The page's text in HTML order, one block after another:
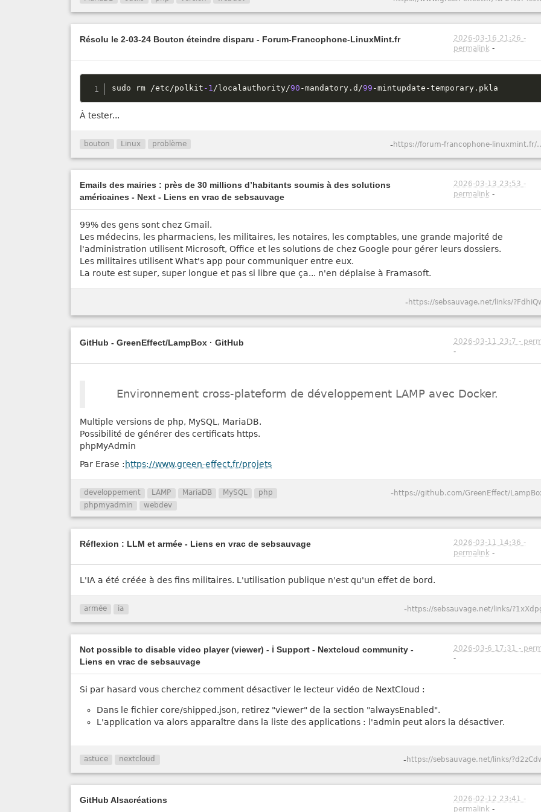
Résolu le 2-03-24 Bouton éteindre disparu - Forum-Francophone-LinuxMint.fr
2026-03-16 21:26 -
permalink -
sudo rm /etc/polkit -1/ localauthority/90 -mandatory .d /99 -mintupdate -temporary . pkla
À tester...
bouton Linux problème - https://forum-
Emails des mairies : près de 30 millions d’habitants soumis à des solutions
américaines - Next - Liens en vrac de sebsauvage
2026-03-13 23:53 -
permalink -
99% des gens sont chez Gmail.
Les médecins, les pharmaciens, les militaires, les notaires, les comptables, une grande majorité de
l'administration utilisent Microsoft, Office et les solutions de chez Google pour gérer leurs dossiers.
Les militaires utilisent What's app pour communiquer entre eux.
La route est super, super longue et pas si libre que ça... n'en déplaise à Framasoft.
-https://sebsauvage.net/links/
GitHub - GreenEffect/LampBox · GitHub
2026-03-11 23:7 -
-
Environnement cross-plateform de développement LAMP avec Docker.
Multiple versions de php, MySQL, MariaDB.
Possibilité de générer des certificats https.
phpMyAdmin
Par Erase : https://www.green-effect.fr/projets
developpement LAMP MariaDB MySQL
php
phpmyadmin
webdev
-https://github.com/GreenEffect/
Réflexion : LLM et armée - Liens en vrac de sebsauvage
2026-03-11 14:36 -
permalink-
L'IA a été créée à des fins militaires. L'utilisation publique n'est qu'un effet de bord.
armée ia -https://sebsauvage.net/links/
Not possible to disable video player (viewer) - ℹ️ Support - Nextcloud community -
Liens en vrac de sebsauvage
2026-03-6 17:31 -
-
Si par hasard vous cherchez comment désactiver le lecteur vidéo de NextCloud :
Dans le fichier core/shipped.json, retirez "viewer" de la section "alwaysEnabled".
L'application va alors apparaître dans la liste des applications : l'admin peut alors la désactiver.
astuce nextcloud -https://sebsauvage.net/links/
GitHub Alsacréations
2026-02-12 23:41 -
permalink-